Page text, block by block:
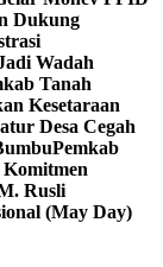
Dukung
Wadah
Tanah
Kesetaraan
Desa Cegah
Pemkab
Rusli
(May Day)